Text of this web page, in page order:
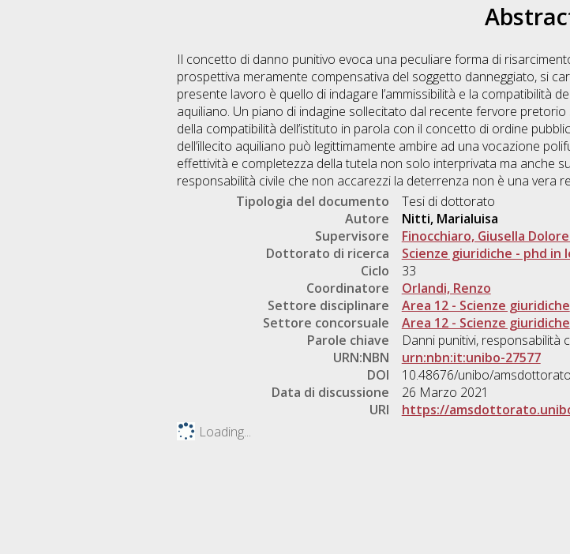
Il concetto di danno punitivo evoca una peculiare forma di
prospettiva meramente compensativa del soggetto danneggiato, si
presente lavoro è quello di indagare l’ammissibilità e la compatibilità
aquiliano. Un piano di indagine sollecitato dal recente fervore
della compatibilità dell’istituto in parola con il concetto di ordine
dell’illecito aquiliano può legittimamente ambire ad una vocazione
effettività e completezza della tutela non solo interprivata ma anche
responsabilità civile che non accarezzi la deterrenza non è una vera
Tipologia del documento
Tesi di dottorato
Autore
Nitti, Marialuisa
Supervisore
Finocchiaro, Giusella
Dottorato di ricerca
Scienze giuridiche - phd in
Ciclo
33
Coordinatore
Orlandi, Renzo
Settore disciplinare
Area 12 - Scienze giuridiche
Settore concorsuale
Area 12 - Scienze giuridiche
Parole chiave
Danni punitivi, responsabilità
URN:NBN
urn:nbn:it:unibo-27577
DOI
10.48676/unibo/
Data di discussione
26 Marzo 2021
URI
https://
Loading...